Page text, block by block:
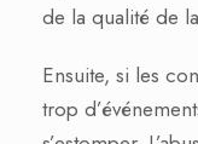
de la qualité de
Ensuite, si les
trop